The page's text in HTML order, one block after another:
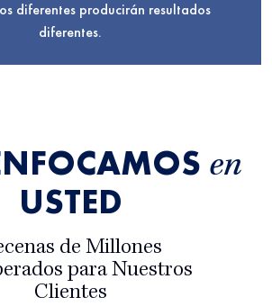
diferentes producirán resultados
diferentes.
en
USTED
de Millones
para Nuestros
Clientes